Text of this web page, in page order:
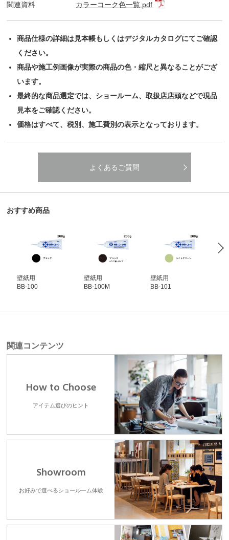
関連資料 カラーコーク色一覧.pdf
商品仕様の詳細は見本帳もしくはデジタルカタログにてご確認
ください。
商品や施工例画像が実際の商品の色・縮尺と異なることがござ
います。
最終的な商品選定では、ショールーム、取扱店店頭などで現品
見本をご確認ください。
価格はすべて、税別、施工費別の表示となっております。
よくあるご質問
おすすめ商品
壁紙用
BB-100
壁紙用
BB-100M
壁紙用
BB-101
関連コンテンツ
How to Choose
アイテム選びのヒント
Showroom
お好みで選べるショールーム体験